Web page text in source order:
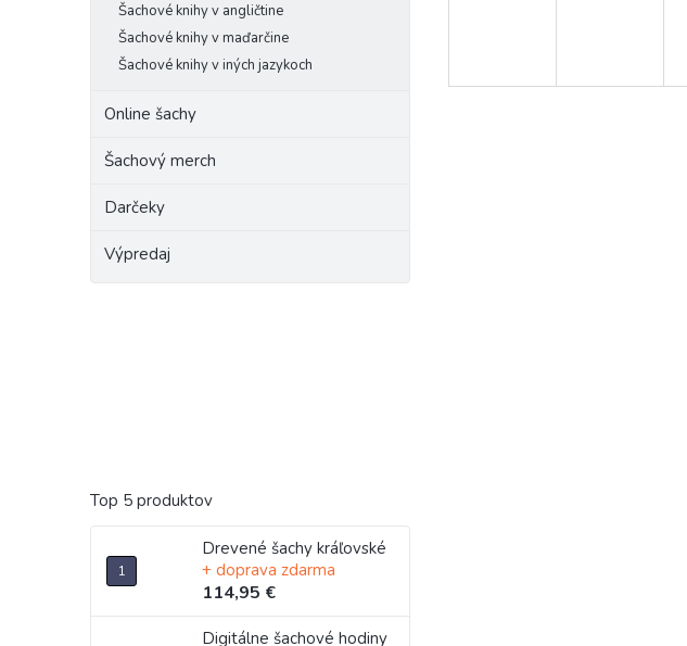
Šachové knihy v angličtine
Šachové knihy v maďarčine
Šachové knihy v iných jazykoch
Online šachy
Šachový merch
Darčeky
Výpredaj
Top 5 produktov
Drevené šachy kráľovské
+ doprava zdarma
114,95 €
Digitálne šachové hodiny